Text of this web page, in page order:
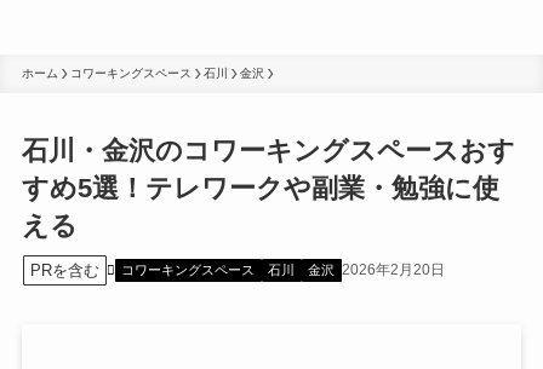
ホーム コワーキングスペース 石川 金沢
石川・金沢のコワーキングスペースおす
すめ5選！テレワークや副業・勉強に使
える
PRを含む コワーキングスペース 石川 金沢 2026年2月20日